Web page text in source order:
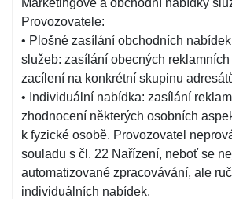
Marketingové a obchodní nabídky
Provozovatele:
• Plošné zasílání obchodních
služeb: zasílání obecných
zacílení na konkrétní skupinu
• Individuální nabídka: zasílání
zhodnocení některých osobních
k fyzické osobě. Provozovatel
souladu s čl. 22 Nařízení, neboť se
automatizované zpracovávání, ale
individuálních nabídek.